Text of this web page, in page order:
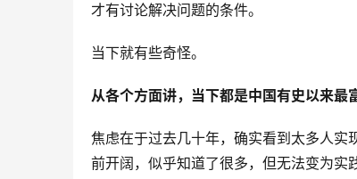
才有讨论解决问题的条件。
当下就有些奇怪。
从各个方面讲，当下都是中国有史以来最
焦虑在于过去几十年，确实看到太多人实
前开阔，似乎知道了很多，但无法变为